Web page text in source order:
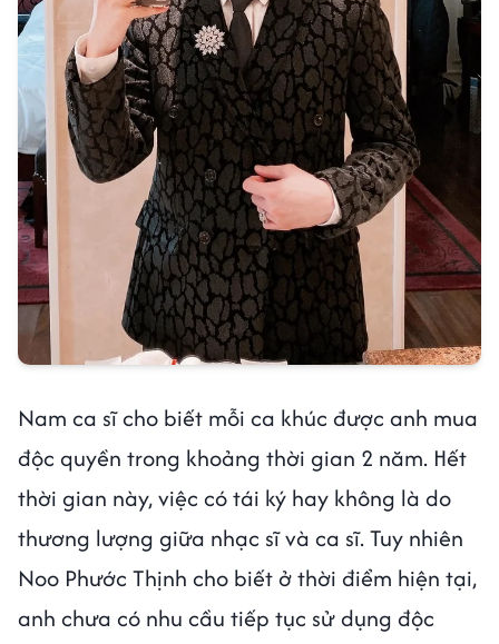
Nam ca sĩ cho biết mỗi ca khúc được anh mua
độc quyền trong khoảng thời gian 2 năm. Hết
thời gian này, việc có tái ký hay không là do
thương lượng giữa nhạc sĩ và ca sĩ. Tuy nhiên
Noo Phước Thịnh cho biết ở thời điểm hiện tại,
anh chưa có nhu cầu tiếp tục sử dụng độc